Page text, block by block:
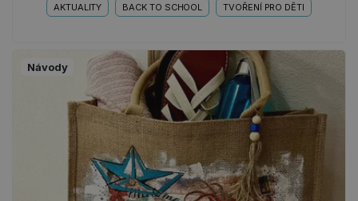
AKTUALITY BACK TO SCHOOL TVOŘENÍ PRO DĚTI
Návody